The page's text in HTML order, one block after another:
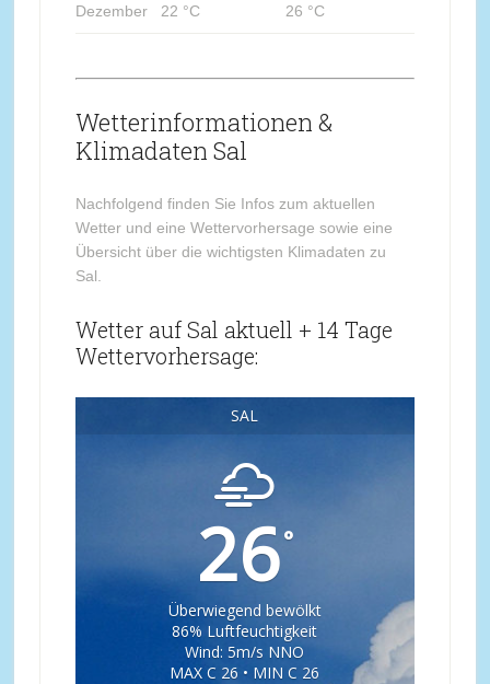
Dezember 22 °C 26 °C
Wetterinformationen &
Klimadaten Sal
Nachfolgend finden Sie Infos zum aktuellen
Wetter und eine Wettervorhersage sowie eine
Übersicht über die wichtigsten Klimadaten zu
Sal.
Wetter auf Sal aktuell + 14 Tage
Wettervorhersage:
SAL
26°
Überwiegend bewölkt
86% Luftfeuchtigkeit
Wind: 5m/s NNO
MAX C 26 • MIN C 26